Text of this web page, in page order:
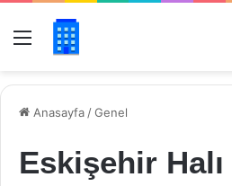
Menü
Anasayfa /Genel
Eskişehir